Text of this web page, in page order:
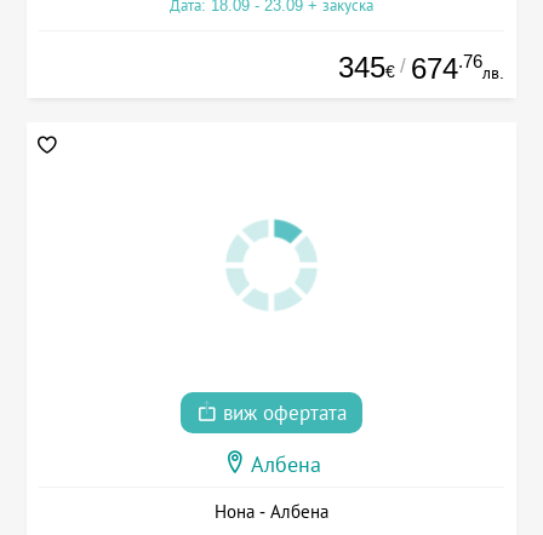
Дата: 18.09 - 23.09 + закуска
345€ / 674.76
лв.
виж офертата
Албена
Нона - Албена